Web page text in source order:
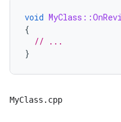
void
{
// ...
}
MyClass.cpp